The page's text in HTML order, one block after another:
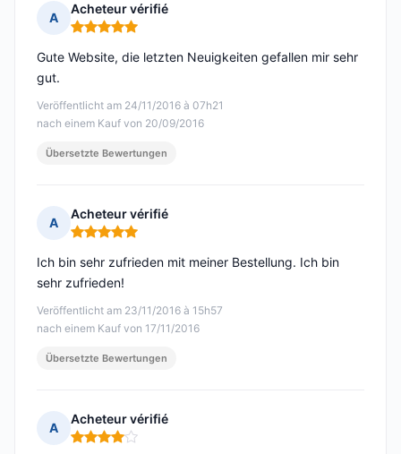
A
Acheteur vérifié
Hinweis: 5 von 5
Veröffentlicht am 24/11/2016 à 07h21
nach einem Kauf von 20/09/2016
Gute Website, die letzten Neuigkeiten gefallen mir sehr
gut.
Übersetzte Bewertungen
A
Acheteur vérifié
Hinweis: 5 von 5
Veröffentlicht am 23/11/2016 à 15h57
nach einem Kauf von 17/11/2016
Ich bin sehr zufrieden mit meiner Bestellung. Ich bin
sehr zufrieden!
Übersetzte Bewertungen
A
Acheteur vérifié
Hinweis: 4 von 5